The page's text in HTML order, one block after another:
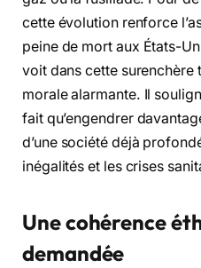
cette évolution renforce
peine de mort aux États-
voit dans cette surenchère
morale alarmante. Il
fait qu’engendrer
d’une société déjà
inégalités et les crises
Une cohérence
demandée